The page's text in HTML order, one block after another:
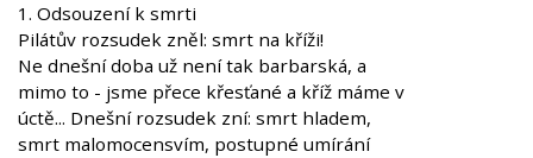
1. Odsouzení k smrti
Pilátův rozsudek zněl: smrt na kříži!
Ne dnešní doba už není tak barbarská, a
mimo to - jsme přece křesťané a kříž máme v
úctě... Dnešní rozsudek zní: smrt hladem,
smrt malomocensvím, postupné umírání